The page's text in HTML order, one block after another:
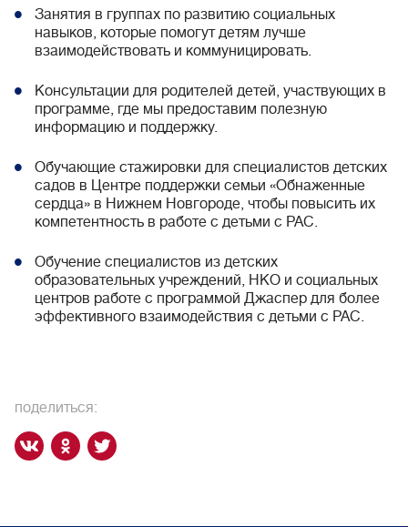
Занятия в группах по развитию социальных
навыков, которые помогут детям лучше
взаимодействовать и коммуницировать.
Консультации для родителей детей, участвующих в
программе, где мы предоставим полезную
информацию и поддержку.
Обучающие стажировки для специалистов детских
садов в Центре поддержки семьи «Обнаженные
сердца» в Нижнем Новгороде, чтобы повысить их
компетентность в работе с детьми с РАС.
Обучение специалистов из детских
образовательных учреждений, НКО и социальных
центров работе с программой Джаспер для более
эффективного взаимодействия с детьми с РАС.
поделиться: